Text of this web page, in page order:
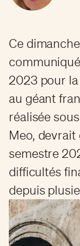
Ce
2023 pour la
au géant
réalisée
Meo, devrait
semestre
difficultés
depuis